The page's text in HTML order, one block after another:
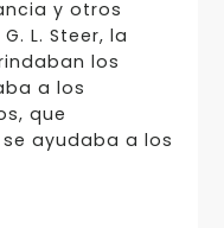
y otros
L. Steer, la
los
a los
que
ayudaba a los